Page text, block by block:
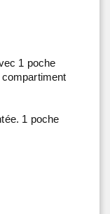
1 poche
1 poche